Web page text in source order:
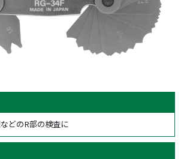
どのR部の検査に